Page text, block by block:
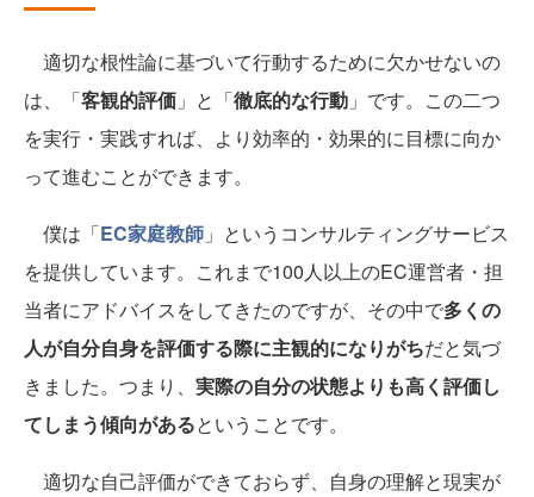
適切な根性論に基づいて行動するために欠かせないの
は、「客観的評価 」と「徹底的な行動 」です。この二つ
を実行・実践すれば、より効率的・効果的に目標に向か
って進むことができます。
僕は「EC家庭教師 」というコンサルティングサービス
を提供しています。これまで100人以上のEC運営者・担
当者にアドバイスをしてきたのですが、その中で多くの
人が自分自身を評価する際に主観的になりがちだと気づ
きました。つまり、 実際の自分の状態よりも高く評価し
てしまう傾向があるということです。
適切な自己評価ができておらず、自身の理解と現実が